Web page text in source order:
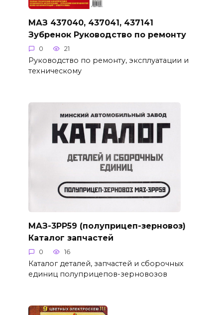
МАЗ 437040, 437041, 437141
Зубренок Руководство по ремонту
0 21
Руководство по ремонту, эксплуатации и
техническому
МАЗ-3РР59 (полуприцеп-зерновоз)
Каталог запчастей
0 16
Каталог деталей, запчастей и сборочных
единиц полуприцепов-зерновозов